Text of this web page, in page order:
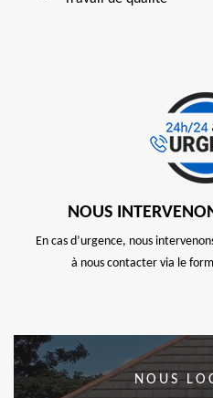
NOUS
En cas d’urgence, nous
à nous contacter via le
NOUS